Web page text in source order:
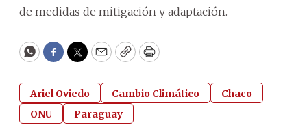
de medidas de mitigación y adaptación.
WhatsApp
Facebook
Twitter
EmailCopyPrint
Ariel Oviedo Cambio Climático
Chaco
ONU
Paraguay